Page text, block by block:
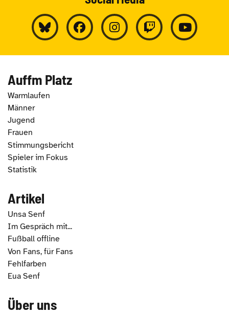
Auffm Platz
Warmlaufen
Männer
Jugend
Frauen
Stimmungsbericht
Spieler im Fokus
Statistik
Artikel
Unsa Senf
Im Gespräch mit...
Fußball offline
Von Fans, für Fans
Fehlfarben
Eua Senf
Über uns